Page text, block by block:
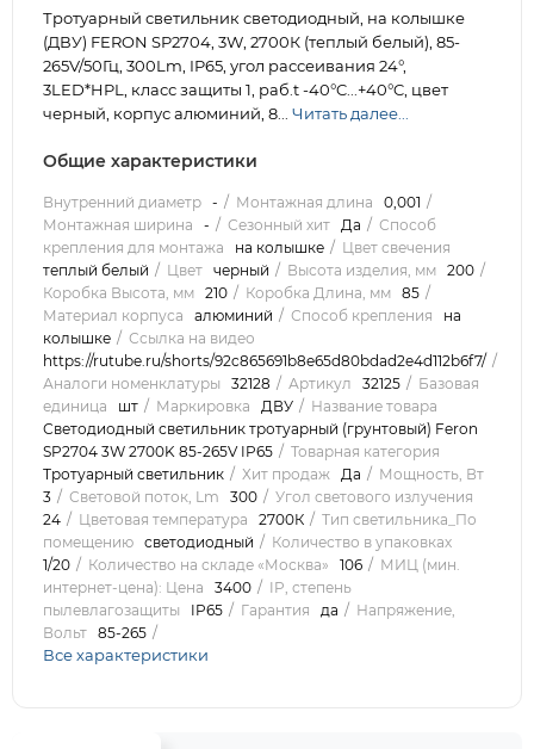
Тротуарный светильник светодиодный, на колышке
(ДВУ) FERON SP2704, 3W, 2700К (теплый белый), 85-
265V/50Гц, 300Lm, IP65, угол рассеивания 24°,
3LED*HPL, класс защиты 1, раб.t -40°C...+40°C, цвет
черный, корпус алюминий, 8... Читать далее...
Общие характеристики
Внутренний диаметр - Монтажная длина
0,001
Монтажная ширина
- Сезонный хит Да
Способ
крепления для монтажа
на колышке
Цвет свечения
теплый белый
Цвет черный Высота изделия, мм 200
Коробка Высота, мм 210 Коробка Длина, мм 85
Материал корпуса
алюминий Способ крепления
на
колышке
Ссылка на видео
https://rutube.ru/shorts/92c865691b8e65d80bdad2e4d112b6f7/
Аналоги номенклатуры
32128 Артикул 32125
Базовая
единица
шт Маркировка ДВУ
Название товара
Светодиодный светильник тротуарный (грунтовый) Feron
SP2704 3W 2700K 85-265V IP65
Товарная категория
Тротуарный светильник
Хит продаж Да
Мощность, Вт
3
Световой поток, Lm 300
Угол светового излучения
24
Цветовая температура 2700К
Тип светильника_По
помещению светодиодный
Количество в упаковках
1/20
Количество на складе «Москва» 106
МИЦ (мин.
интернет-цена): Цена
3400
IP, степень
пылевлагозащиты
IP65 Гарантия да
Напряжение,
Вольт 85-265
Все характеристики